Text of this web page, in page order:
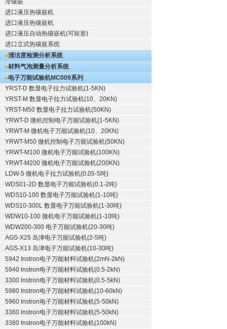
冷镶嵌
进口液压热镶嵌机
进口液压热镶嵌机
进口液压自动热镶嵌机(可矩形)
进口立式热镶嵌系统
清洁度检测分析系统
材料气泡测量分析系统
电子万能试验机MC009系列
YRST-D 数显电子拉力试验机(1-5KN)
YRST-M 数显电子拉力试验机(10、20KN)
YRST-M50 数显电子拉力试验机(50KN)
YRWT-D 微机控制电子万能试验机(1-5KN)
YRWT-M 微机电子万能试验机(10、20KN)
YRWT-M50 微机控制电子万能试验机(50KN)
YRWT-M100 微机电子万能试验机(100KN)
YRWT-M200 微机电子万能试验机(200KN)
LDW-5 微机电子拉力试验机(0.05-5吨)
WDS01-2D 数显电子万能试验机(0.1-2吨)
WDS10-100 数显电子万能试验机(1-10吨)
WDS10-300L 数显电子万能试验机(1-30吨)
WDW10-100 微机电子万能试验机(1-10吨)
WDW200-300 电子万能试验机(20-30吨)
AGS-X25 岛津电子万能试验机(2-5吨)
AGS-X13 岛津电子万能试验机(10-30吨)
5942 Instron电子万能材料试验机(2mN-2kN)
5940 Instron电子万能材料试验机(0.5-2kN)
3300 Instron电子万能材料试验机(0.5-5kN)
5980 Instron电子万能材料试验机(10-60kN)
5960 Instron电子万能材料试验机(5-50kN)
3360 Instron电子万能材料试验机(5-50kN)
3380 Instron电子万能材料试验机(100kN)